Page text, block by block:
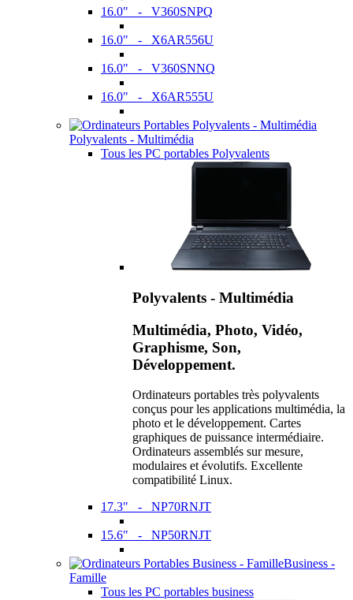
16.0" - V360SNPQ
16.0" - X6AR556U
16.0" - V360SNNQ
16.0" - X6AR555U
Polyvalents - Multimédia
Tous les PC portables Polyvalents
Polyvalents - Multimédia
Multimédia, Photo, Vidéo,
Graphisme, Son,
Développement.
Ordinateurs portables très polyvalents
conçus pour les applications multimédia, la
photo et le développement. Cartes
graphiques de puissance intermédiaire.
Ordinateurs assemblés sur mesure,
modulaires et évolutifs. Excellente
compatibilité Linux.
17.3" - NP70RNJT
15.6" - NP50RNJT
Business -
Famille
Tous les PC portables business